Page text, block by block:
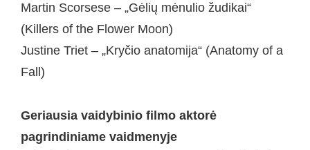
Martin Scorsese – „Gėlių mėnulio žudikai“
(Killers of the Flower Moon)
Justine Triet – „Kryčio anatomija“ (Anatomy of a
Fall)
Geriausia vaidybinio filmo aktorė
pagrindiniame vaidmenyje